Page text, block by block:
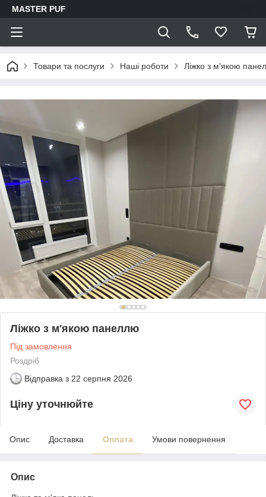
MASTER PUF
Товари та послуги Наші роботи Ліжко з м'якою
Ліжко з м'якою панеллю
Під замовлення
Роздріб
Відправка з 22 серпня 2026
Ціну уточнюйте
Опис Доставка Оплата Умови повернення
Опис